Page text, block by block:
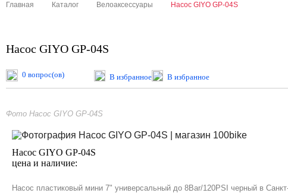
Главная Каталог Велоаксессуары Насос GIYO GP-04S
Насос GIYO GP-04S
0 вопрос(ов) В избранное В избранное
Фото Насос GIYO GP-04S
Насос GIYO GP-04S
цена и наличие:
Насос пластиковый мини 7" универсальный до 8Bar/120PSI черный в